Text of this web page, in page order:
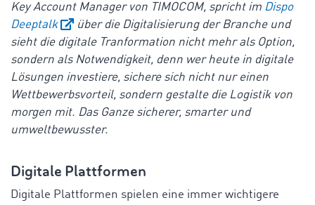
Key Account Manager von TIMOCOM, spricht im Dispo
Deeptalk
über die Digitalisierung der Branche und
sieht die digitale Tranformation nicht mehr als Option,
sondern als Notwendigkeit, denn wer heute in digitale
Lösungen investiere, sichere sich nicht nur einen
Wettbewerbsvorteil, sondern gestalte die Logistik von
morgen mit. Das Ganze sicherer, smarter und
umweltbewusster.
Digitale Plattformen
Digitale Plattformen spielen eine immer wichtigere